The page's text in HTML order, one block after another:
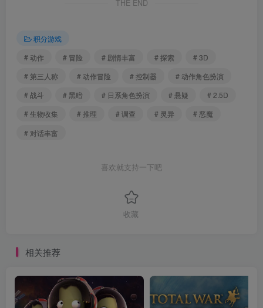
THE END
积分游戏
# 动作
# 冒险 # 剧情丰富 # 探索
# 3D
# 第三人称
# 动作冒险 # 控制器
# 动作角色扮演
# 战斗
# 黑暗 # 日系角色扮演 # 悬疑
# 2.5D
# 生物收集
# 推理 # 调查 # 灵异
# 恶魔
# 对话丰富
喜欢就支持一下吧
收藏
相关推荐